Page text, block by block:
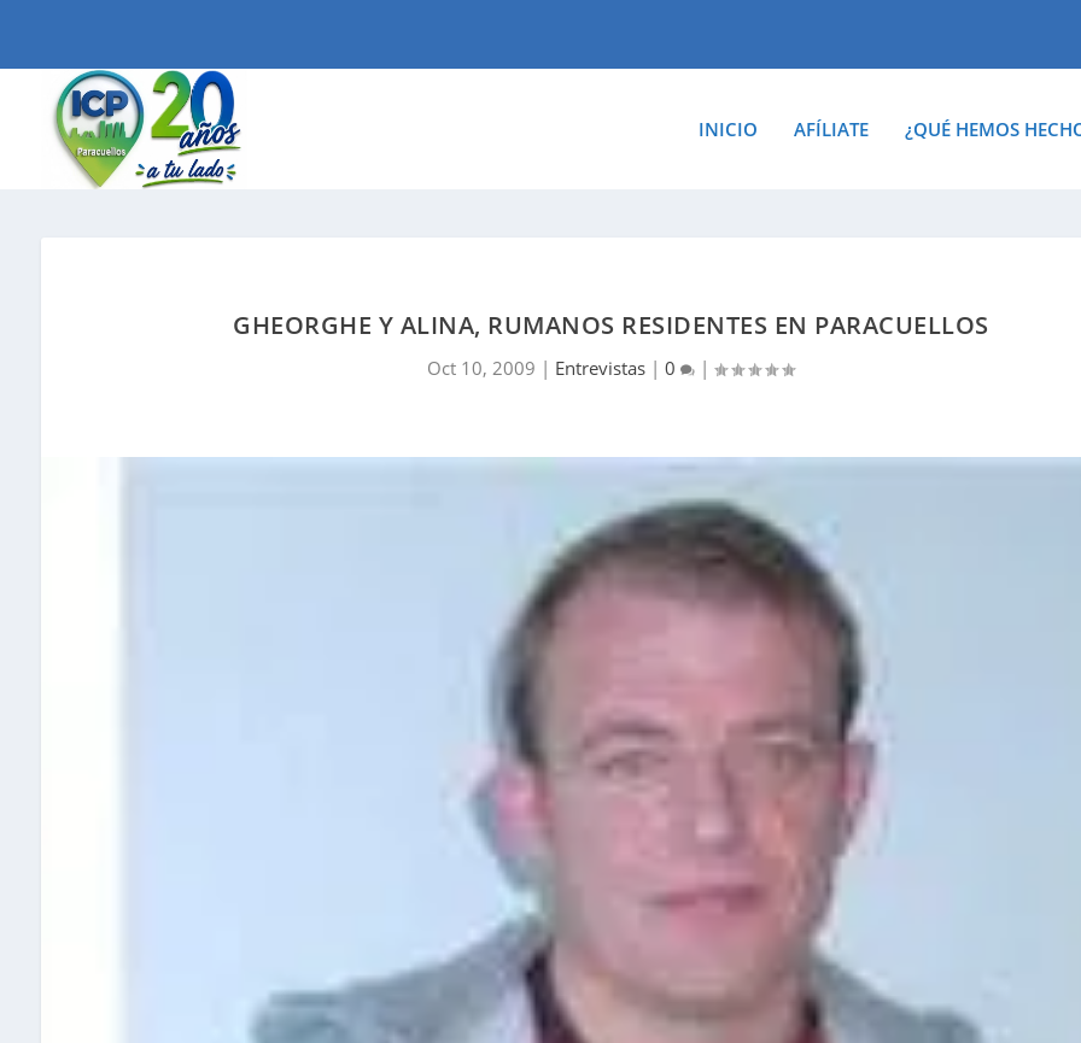
INICIO AFÍLIATE ¿QUÉ HEMOS
GHEORGHE Y ALINA, RUMANOS RESIDENTES EN PARACUELLOS
Oct 10, 2009 | Entrevistas |0 |